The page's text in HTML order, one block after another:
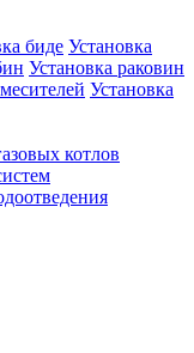
биде Установка
Установка раковин
Установка
котлов